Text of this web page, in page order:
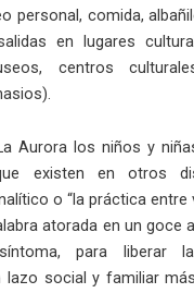
personal, comida,
en lugares
centros
Aurora los niños y
existen en otros
o “la práctica entre
atorada en un goce
para liberar
lazo social y familiar